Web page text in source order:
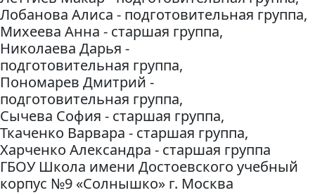
Лобанова Алиса - подготовительная группа,
Михеева Анна - старшая группа,
Николаева Дарья -
подготовительная группа,
Пономарев Дмитрий -
подготовительная группа,
Сычева София - старшая группа,
Ткаченко Варвара - старшая группа,
Харченко Александра - старшая группа
ГБОУ Школа имени Достоевского учебный
корпус №9 «Солнышко» г. Москва